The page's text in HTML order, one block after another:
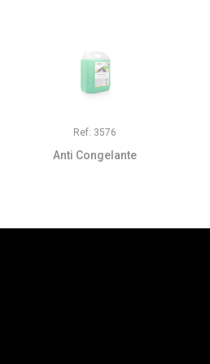
Ref: 3576
Anti Congelante